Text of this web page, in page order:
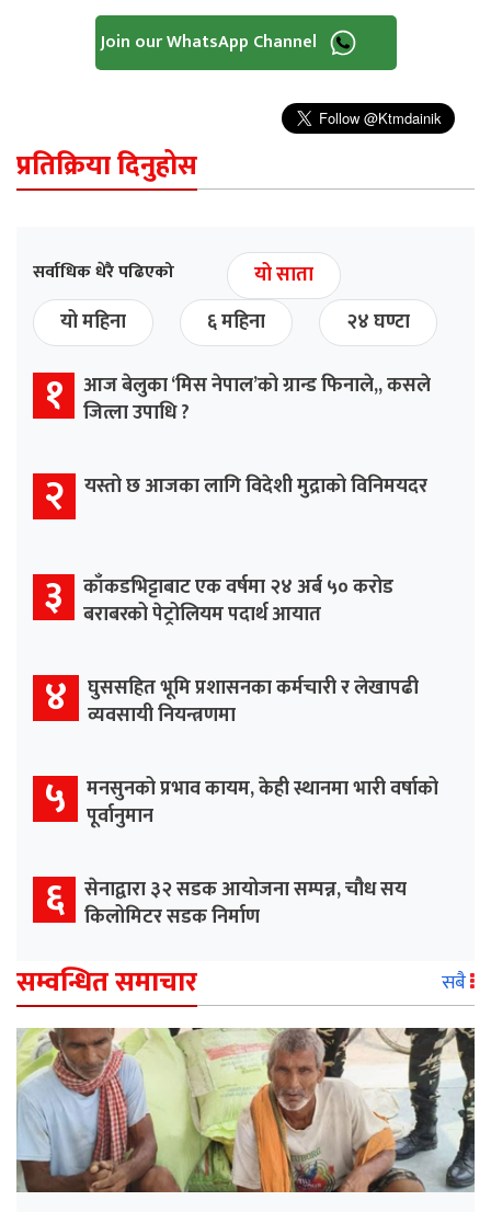
Join our WhatsApp Channel
प्रतिक्रिया दिनुहोस
सर्वाधिक धेरै पढिएको
यो साता
यो महिना
६ महिना २४ घण्टा
१ आज बेलुका ‘मिस नेपाल’को ग्रान्ड फिनाले,, कसले
जित्ला उपाधि ?
२ यस्तो छ आजका लागि विदेशी मुद्राको विनिमयदर
३ काँकडभिट्टाबाट एक वर्षमा २४ अर्ब ५० करोड
बराबरको पेट्रोलियम पदार्थ आयात
४ घुससहित भूमि प्रशासनका कर्मचारी र लेखापढी
व्यवसायी नियन्त्रणमा
५ मनसुनको प्रभाव कायम, केही स्थानमा भारी वर्षाको
पूर्वानुमान
६ सेनाद्वारा ३२ सडक आयोजना सम्पन्न, चौध सय
किलोमिटर सडक निर्माण
सम्वन्धित समाचार सबै